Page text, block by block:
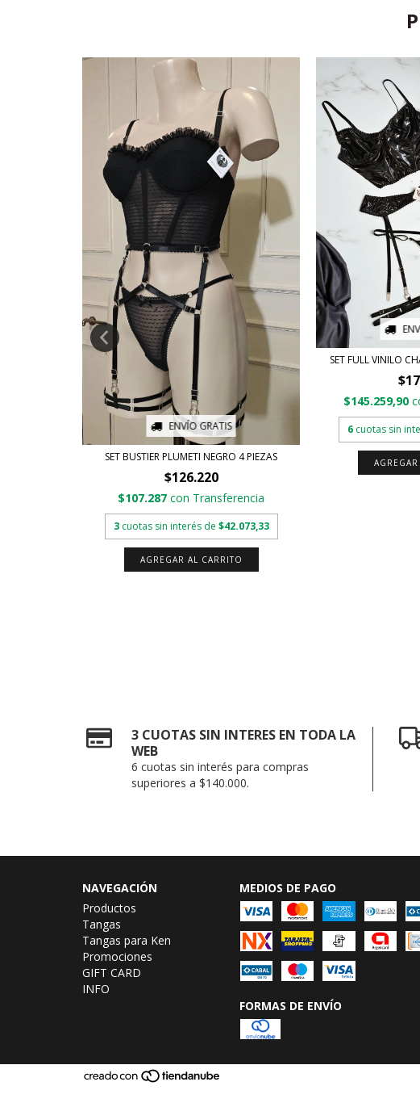
ENVÍO GRATIS
SET BUSTIER PLUMETI NEGRO 4 PIEZAS
$126.220
$107.287 con Transferencia
3 cuotas sin interés de $42.073,33
AGREGAR AL CARRITO
SET FULL VINILO
$145.259,90
6 cuotas sin
3 CUOTAS SIN INTERES EN TODA LA
WEB
6 cuotas sin interés para compras
superiores a $140.000.
NAVEGACIÓN
Productos
Tangas
Tangas para Ken
Promociones
GIFT CARD
INFO
MEDIOS DE PAGO
FORMAS DE ENVÍO